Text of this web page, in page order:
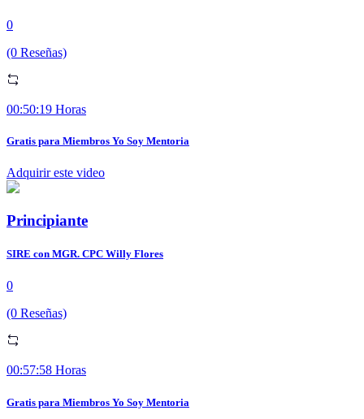
0
(0 Reseñas)
00:50:19 Horas
Gratis para Miembros Yo Soy Mentoria
Adquirir este video
Principiante
SIRE con MGR. CPC Willy Flores
0
(0 Reseñas)
00:57:58 Horas
Gratis para Miembros Yo Soy Mentoria